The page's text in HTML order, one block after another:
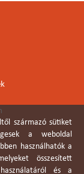
származó sütiket
a weboldal
használhatók a
összesített
és a